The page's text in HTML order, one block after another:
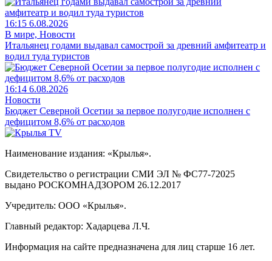
16:15 6.08.2026
В мире, Новости
Итальянец годами выдавал самострой за древний амфитеатр и
водил туда туристов
16:14 6.08.2026
Новости
Бюджет Северной Осетии за первое полугодие исполнен с
дефицитом 8,6% от расходов
Наименование издания: «Крылья».
Свидетельство о регистрации СМИ ЭЛ № ФС77-72025
выдано РОСКОМНАДЗОРОМ 26.12.2017
Учредитель: ООО «Крылья».
Главный редактор: Хадарцева Л.Ч.
Информация на сайте предназначена для лиц старше 16 лет.